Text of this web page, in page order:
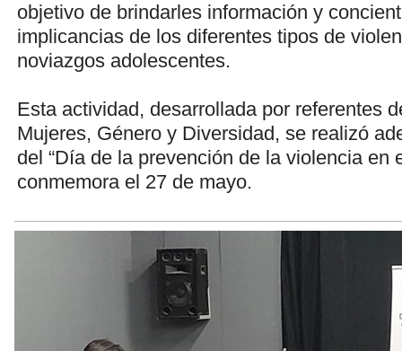
objetivo de brindarles información y
implicancias de los diferentes tipos de
noviazgos adolescentes.
Esta actividad, desarrollada por referentes
Mujeres, Género y Diversidad, se realizó
del “Día de la prevención de la violencia en
conmemora el 27 de mayo.